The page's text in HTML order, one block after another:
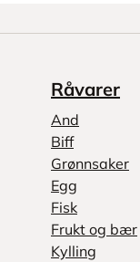
Råvarer
And
Biff
Grønnsaker
Egg
Fisk
Frukt og bær
Kylling